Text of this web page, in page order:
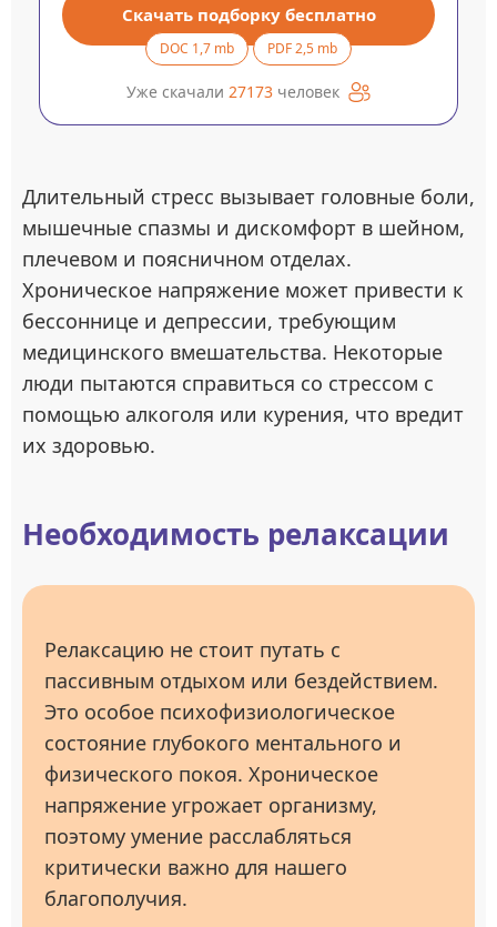
Скачать подборку бесплатно
DOC 1,7 mb PDF 2,5 mb
Уже скачали 27173 человек
Длительный стресс вызывает головные боли,
мышечные спазмы и дискомфорт в шейном,
плечевом и поясничном отделах.
Хроническое напряжение может привести к
бессоннице и депрессии, требующим
медицинского вмешательства. Некоторые
люди пытаются справиться со стрессом с
помощью алкоголя или курения, что вредит
их здоровью.
Необходимость релаксации
Релаксацию не стоит путать с
пассивным отдыхом или бездействием.
Это особое психофизиологическое
состояние глубокого ментального и
физического покоя. Хроническое
напряжение угрожает организму,
поэтому умение расслабляться
критически важно для нашего
благополучия.